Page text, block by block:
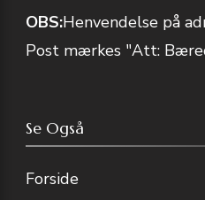
OBS:Henvendelse på
Post mærkes "Att:
Se Også
Forside